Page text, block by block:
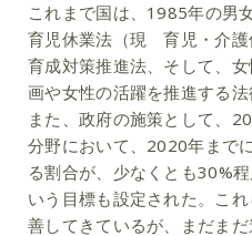
これまで国は、1985年の男
育児休業法（現 育児・介
育成対策推進法、そして、
画や女性の活躍を推進する法
また、政府の施策として、
分野において、2020年まで
る割合が、少なくとも30%
いう目標も設定された。こ
善してきているが、まだまだ